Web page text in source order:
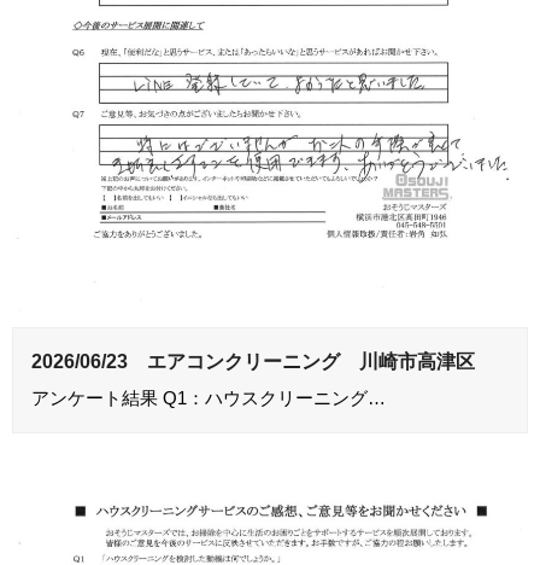
2026/06/23 エアコンクリーニング 川崎市高津区
アンケート結果 Q1：ハウスクリーニング…